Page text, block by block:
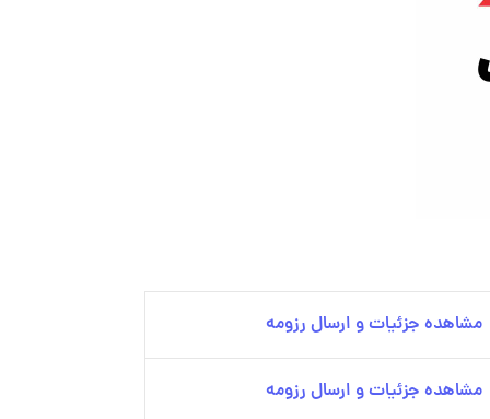
مشاهده جزئیات و ارسال رزومه
مشاهده جزئیات و ارسال رزومه